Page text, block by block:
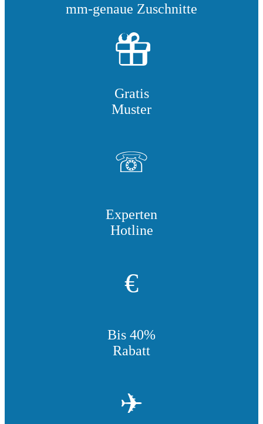
mm-genaue Zuschnitte
Gratis
Muster
☏
Experten
Hotline
€
Bis 40%
Rabatt
✈